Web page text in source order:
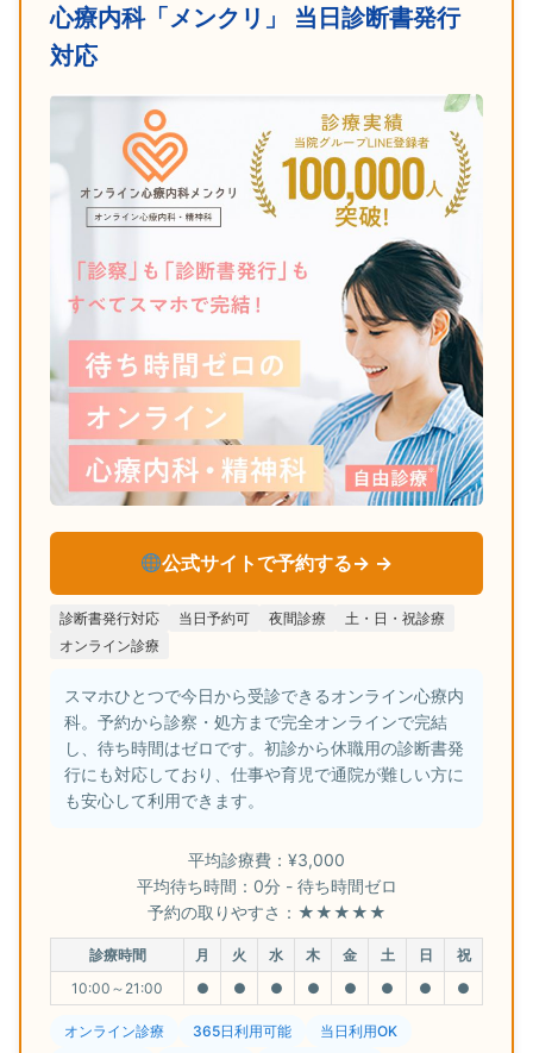
心療内科「メンクリ」 当日診断書発行
対応
公式サイトで予約する→
診断書発行対応 当日予約可 夜間診療
土・日・祝診療
オンライン診療
スマホひとつで今日から受診できるオンライン心療内
科。予約から診察・処方まで完全オンラインで完結
し、待ち時間はゼロです。初診から休職用の診断書発
行にも対応しており、仕事や育児で通院が難しい方に
も安心して利用できます。
平均診療費：¥3,000
平均待ち時間：0分 - 待ち時間ゼロ
予約の取りやすさ：★★★★★
診療時間 月 火 水 木 金 土 日
祝
10:00～21:00
● ● ● ● ● ● ● ●
オンライン診療 365日利用可能
当日利用OK